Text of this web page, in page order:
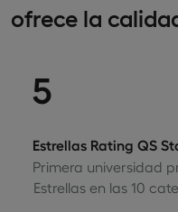
ofrece la
5
Estrellas Rating QS
Primera universidad
Estrellas en las 10